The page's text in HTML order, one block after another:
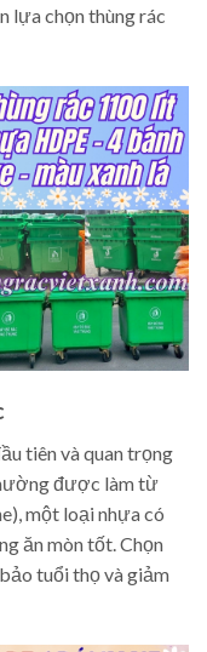
lựa chọn thùng rác
tiên và quan trọng
được làm từ
một loại nhựa có
ăn mòn tốt. Chọn
tuổi thọ và giảm